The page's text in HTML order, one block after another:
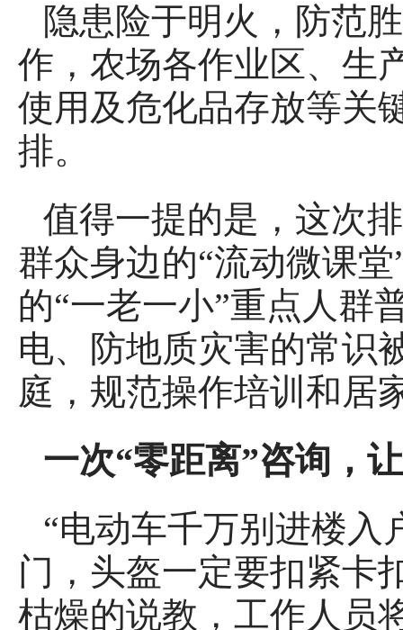
隐患险于明火，防范
作，农场各作业区、生
使用及危化品存放等关
排。
值得一提的是，这次
群众身边的“流动微课
的“一老一小”重点人群
电、防地质灾害的常识
庭，规范操作培训和居
一次“零距离”咨询，
“电动车千万别进楼入
门，头盔一定要扣紧卡
枯燥的说教，工作人员